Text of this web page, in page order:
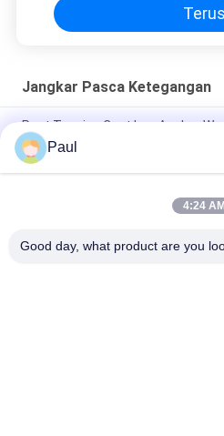
Terus
Jangkar Pasca Ketegangan
Post Tension Cast Iron Anchor
Strand Grip Flat Anchor
Kabel Strand Prestressed Anchor
Angkur Cangkang Ekspansi M24
Paul
4:24 AM
Good day, what product are you